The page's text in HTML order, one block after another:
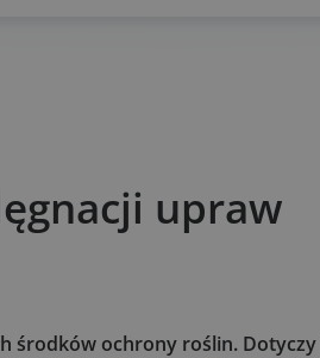
upraw
środków ochrony roślin.